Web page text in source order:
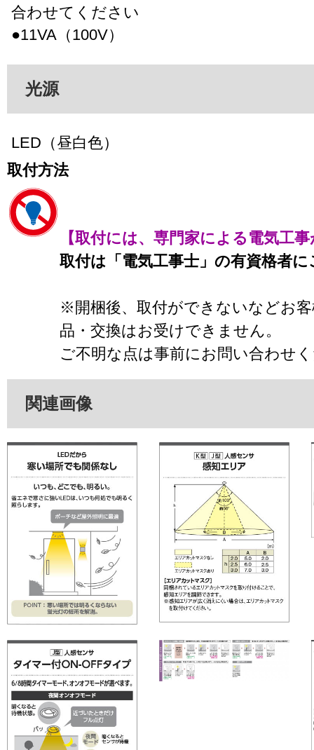
合わせてください
●11VA（100V）
光源
LED（昼白色）
取付方法
【取付には、専門家による電気工
取付は「電気工事士」の有資格者
※開梱後、取付ができないなどお
品・交換はお受けできません。
ご不明な点は事前にお問い合わせ
関連画像